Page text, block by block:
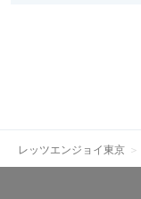
レッツエンジョイ東京